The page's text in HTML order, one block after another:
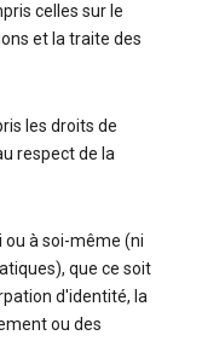
celles sur le
et la traite des
les droits de
respect de la
ou à soi-même (ni
que ce soit
d'identité, la
ou des